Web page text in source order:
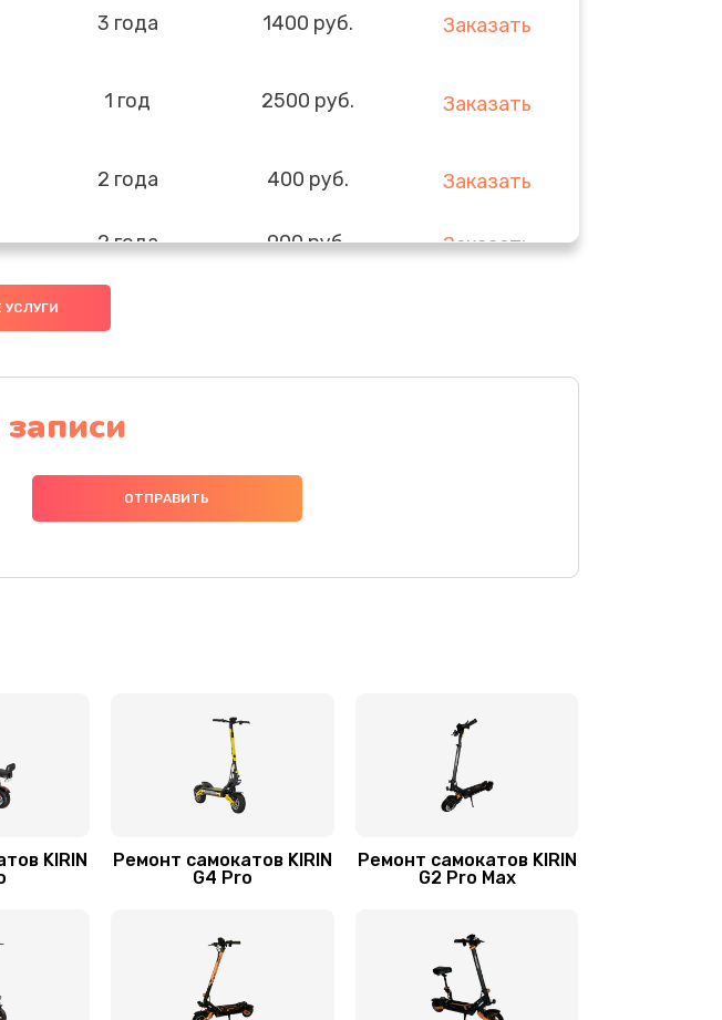
3 года 1400 руб. Заказать
1 год 2500 руб. Заказать
2 года 400 руб. Заказать
2 года 900 руб. Заказать
Заказать
3 года
3 года
Заказать
Заказать
3 года 1100 руб. Заказать
Заказать
УСЛУГИ
KIRIN
Ремонт самокатов KIRIN
G4 Pro
Ремонт самокатов KIRIN
G2 Pro Max